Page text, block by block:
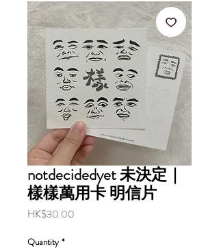
notdecidedyet 未決定｜
樣樣萬用卡 明信片
HK$30.00
Quantity *